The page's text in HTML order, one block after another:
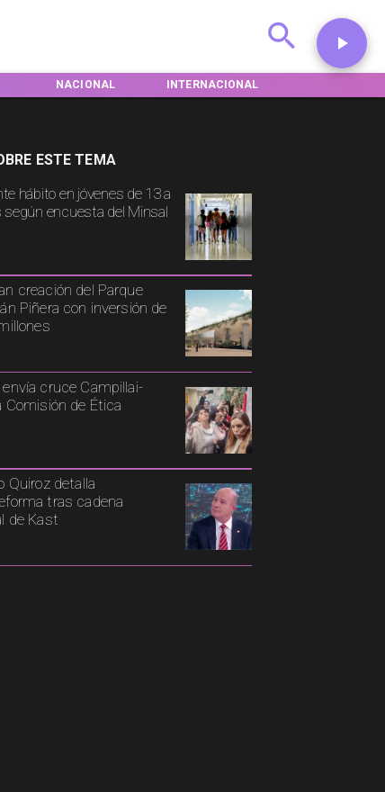
NACIONAL INTERNACIONAL
hábito en jóvenes de 13 a
según encuesta del Minsal
creación del Parque
Piñera con inversión de
envía cruce Campillai-
Comisión de Ética
Quiroz detalla
tras cadena
de Kast
ESTE TEMA